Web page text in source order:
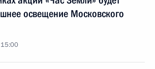
освещение Московского
15:00